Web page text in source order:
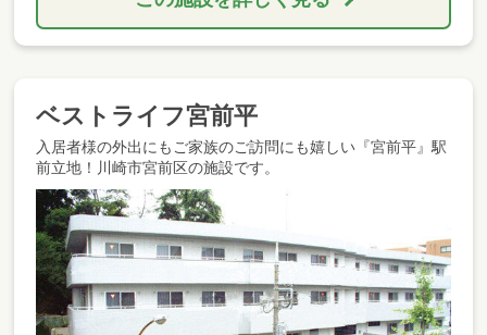
ベストライフ宮前平
入居者様の外出にもご家族のご訪問にも嬉しい『宮前平』駅
前立地！川崎市宮前区の施設です。